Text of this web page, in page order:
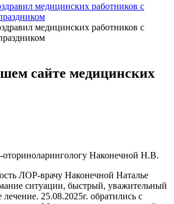
медицинских работников с
медицинских работников с
сайте медицинских
оториноларингологу Наконечной Н.В.
ЛОР-врачу Наконечной Наталье
ситуации, быстрый, уважительный
25.08.2025г. обратились с